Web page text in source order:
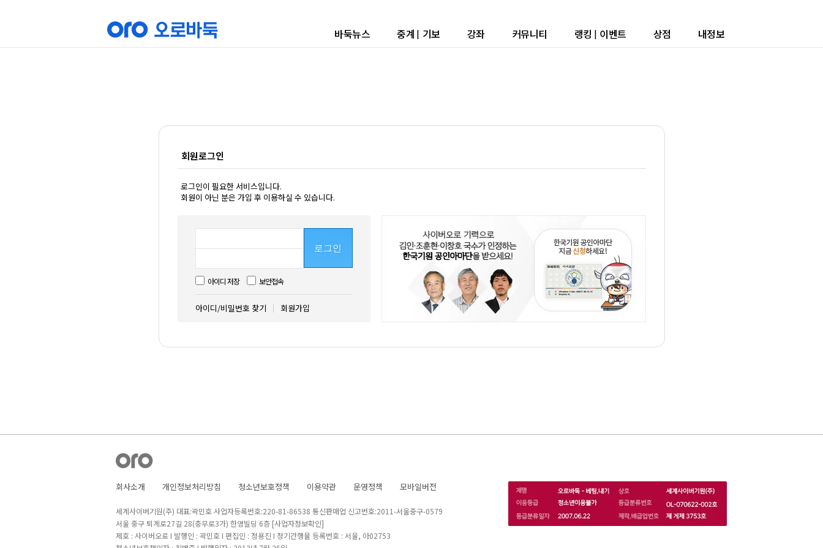
바둑뉴스 중계 | 기보 강좌 커뮤니티 랭킹 | 이벤트 상점 내정보
회원로그인
로그인이 필요한 서비스입니다.
회원이 아닌 분은 가입 후 이용하실 수 있습니다.
로그인
아이디 저장 보안접속
아이디/비밀번호 찾기 회원가입
회사소개 개인정보처리방침 청소년보호정책 이용약관 운영정책 모바일버전
세계사이버기원(주) 대표:곽민호 사업자등록번호:220-81-86538 통신판매업 신고번호:2011-서울중구-0579
서울 중구 퇴계로27길 28(충무로3가) 한영빌딩 6층 [사업자정보확인]
제호 : 사이버오로 I 발행인 : 곽민호 I 편집인 : 정용진 I 정기간행물 등록번호 : 서울, 아02753